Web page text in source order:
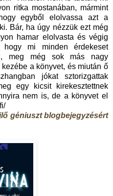
ritka mostanában, mármint
egyből elolvassa azt a
Bár, ha úgy nézzük ezt még
hamar elolvasta és végig
hogy mi minden érdekeset
meg még sok más nagy
a könyvet, és miután ő
jókat sztorizgattak
egy kicsit kirekesztettnek
nem is, de a könyvet el
géniuszt blogbejegyzésért